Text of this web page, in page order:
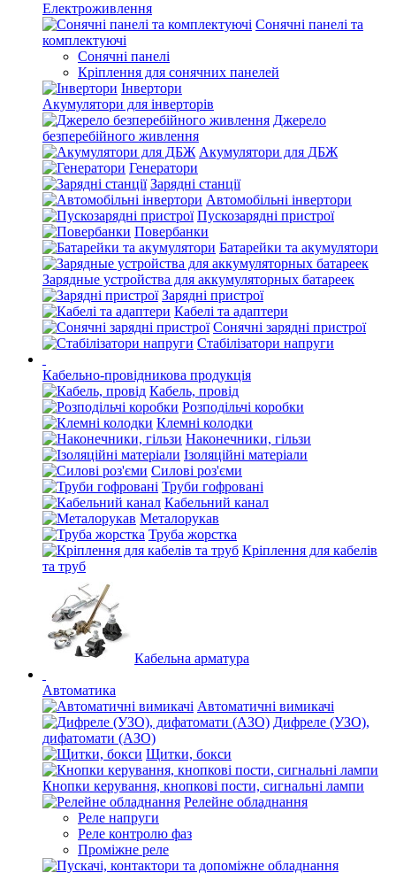
Електроживлення
Сонячні панелі та
комплектуючі
Сонячні панелі
Кріплення для сонячних панелей
Інвертори
Акумулятори для інверторів
Джерело
безперебійного живлення
Акумулятори для ДБЖ
Генератори
Зарядні станції
Автомобільні інвертори
Пускозарядні пристрої
Повербанки
Батарейки та акумулятори
Зарядные устройства для аккумуляторных батареек
Зарядні пристрої
Кабелі та адаптери
Сонячні зарядні пристрої
Стабілізатори напруги
Кабельно-провідникова продукція
Кабель, провід
Розподільчі коробки
Клемні колодки
Наконечники, гільзи
Ізоляційні матеріали
Силові роз'єми
Труби гофровані
Кабельний канал
Металорукав
Труба жорстка
Кріплення для кабелів
та труб
Кабельна арматура
Автоматика
Автоматичні вимикачі
Дифреле (УЗО),
дифатомати (АЗО)
Щитки, бокси
Кнопки керування, кнопкові пости, сигнальні лампи
Релейне обладнання
Реле напруги
Реле контролю фаз
Проміжне реле